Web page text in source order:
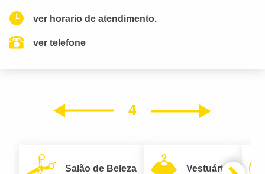
ver horario de atendimento.
ver telefone
4
Salão de Beleza Vestuário